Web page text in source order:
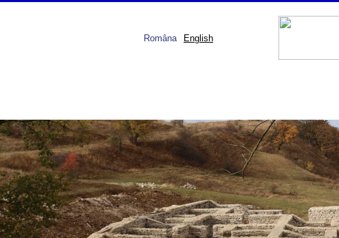
Româna English